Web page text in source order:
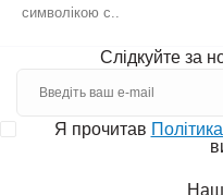
символікою с..
Слідкуйте за
Я прочитав